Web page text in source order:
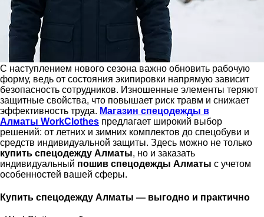
С наступлением нового сезона важно обновить рабочую
форму, ведь от состояния экипировки напрямую зависит
безопасность сотрудников. Изношенные элементы теряют
защитные свойства, что повышает риск травм и снижает
эффективность труда. Магазин спецодежды в
Алматы WorkClothes предлагает широкий выбор
решений: от летних и зимних комплектов до спецобуви и
средств индивидуальной защиты. Здесь можно не только
купить спецодежду Алматы, но и заказать
индивидуальный пошив спецодежды Алматы с учетом
особенностей вашей сферы.
Купить спецодежду Алматы — выгодно и практично